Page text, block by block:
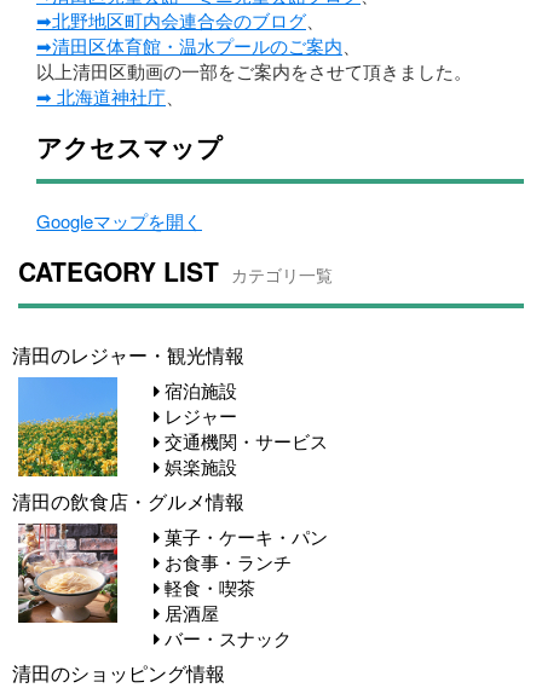
➡北野地区町内会連合会のブログ、
➡清田区体育館・温水プールのご案内、
以上清田区動画の一部をご案内をさせて頂きました。
➡ 北海道神社庁、
アクセスマップ
Googleマップを開く
CATEGORY LIST カテゴリ一覧
清田のレジャー・観光情報
宿泊施設
レジャー
交通機関・サービス
娯楽施設
清田の飲食店・グルメ情報
菓子・ケーキ・パン
お食事・ランチ
軽食・喫茶
居酒屋
バー・スナック
清田のショッピング情報